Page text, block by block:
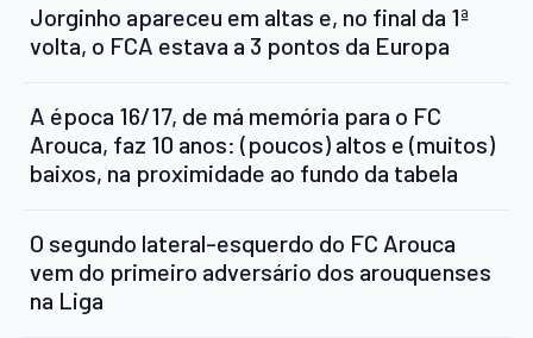
Jorginho apareceu em altas e, no final da 1ª
volta, o FCA estava a 3 pontos da Europa
A época 16/17, de má memória para o FC
Arouca, faz 10 anos: (poucos) altos e (muitos)
baixos, na proximidade ao fundo da tabela
O segundo lateral-esquerdo do FC Arouca
vem do primeiro adversário dos arouquenses
na Liga